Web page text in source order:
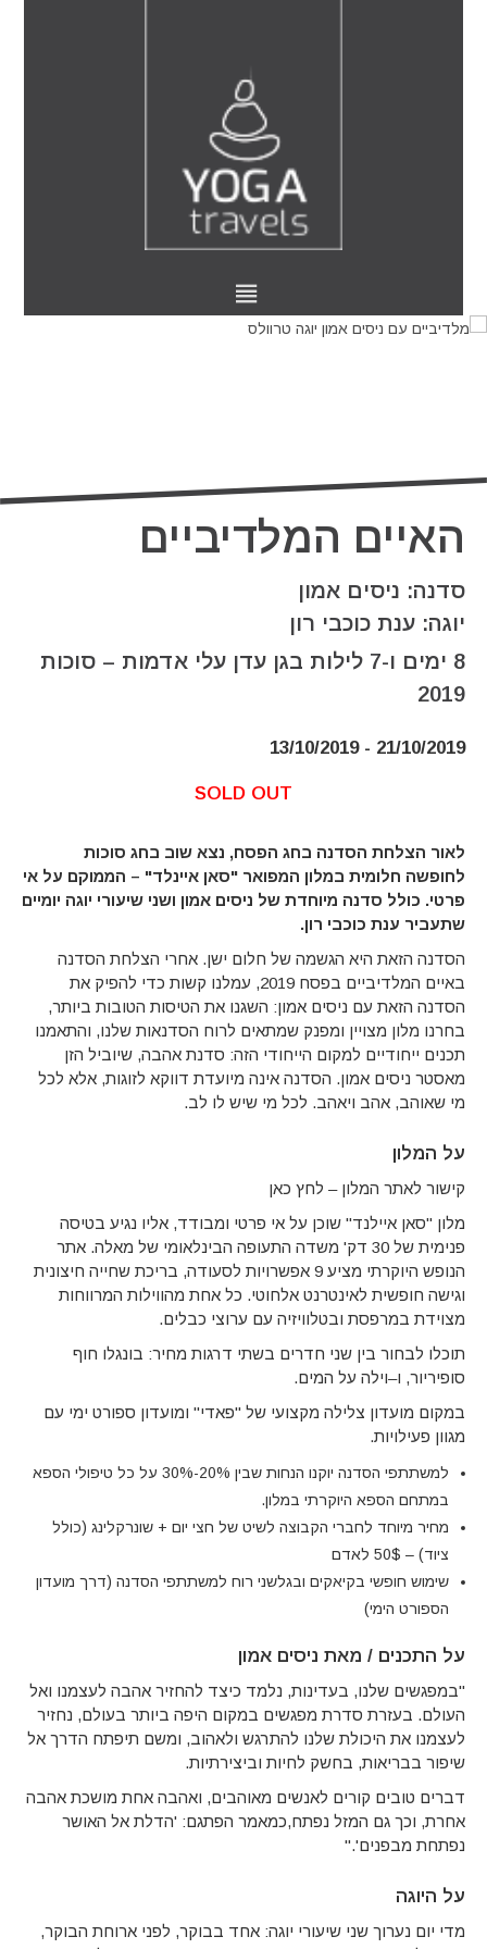
האיים המלדיביים
סדנה: ניסים אמון
יוגה: ענת כוכבי רון
8 ימים ו-7 לילות בגן עדן עלי אדמות – סוכות
2019
21/10/2019 - 13/10/2019
SOLD OUT
לאור הצלחת הסדנה בחג הפסח, נצא שוב בחג סוכות
לחופשה חלומית במלון המפואר "סאן איינלד" – הממוקם על אי
פרטי. כולל סדנה מיוחדת של ניסים אמון ושני שיעורי יוגה יומיים
שתעביר ענת כוכבי רון.
הסדנה הזאת היא הגשמה של חלום ישן. אחרי הצלחת הסדנה
באיים המלדיביים בפסח
עמלנו קשות כדי להפיק את
הסדנה הזאת עם ניסים אמון: השגנו את הטיסות הטובות ביותר,
בחרנו מלון מצויין ומפנק שמתאים לרוח הסדנאות שלנו, והתאמנו
תכנים ייחודיים למקום הייחודי הזה: סדנת אהבה, שיוביל הזן
מאסטר ניסים אמון. הסדנה אינה מיועדת דווקא לזוגות, אלא לכל
מי שאוהב, אהב ויאהב. לכל מי שיש לו לב.
על המלון
קישור לאתר המלון – לחץ כאן
מלון "סאן איילנד" שוכן על אי פרטי ומבודד, אליו נגיע בטיסה
פנימית של
דק' משדה התעופה הבינלאומי של מאלה. אתר
הנופש היוקרתי מציע
אפשרויות לסעודה, בריכת שחייה חיצונית
וגישה חופשית לאינטרנט אלחוטי. כל אחת מהווילות המרווחות
מצוידת במרפסת ובטלוויזיה עם ערוצי כבלים.
תוכלו לבחור בין שני חדרים בשתי דרגות מחיר: בונגלו חוף
סופיריור, ו–וילה על המים.
במקום מועדון צלילה מקצועי של "פאדי" ומועדון ספורט ימי עם
מגוון פעילויות.
למשתתפי הסדנה יוקנו הנחות שבין 20%-30% על כל טיפולי הספא
במתחם הספא היוקרתי במלון.
מחיר מיוחד לחברי הקבוצה לשיט של חצי יום + שונרקלינג (כולל
ציוד) – 50$ לאדם
שימוש חופשי בקיאקים ובגלשני רוח למשתתפי הסדנה (דרך מועדון
הספורט הימי)
על התכנים / מאת ניסים אמון
"במפגשים שלנו, בעדינות, נלמד כיצד להחזיר אהבה לעצמנו ואל
העולם. בעזרת סדרת מפגשים במקום היפה ביותר בעולם, נחזיר
לעצמנו את היכולת שלנו להתרגש ולאהוב, ומשם תיפתח הדרך אל
שיפור בבריאות, בחשק לחיות וביצירתיות.
דברים טובים קורים לאנשים מאוהבים, ואהבה אחת מושכת אהבה
אחרת, וכך גם המזל נפתח,כמאמר הפתגם: 'הדלת אל האושר
נפתחת מבפנים'."
על היוגה
מדי יום נערוך שני שיעורי יוגה: אחד בבוקר, לפני ארוחת הבוקר,